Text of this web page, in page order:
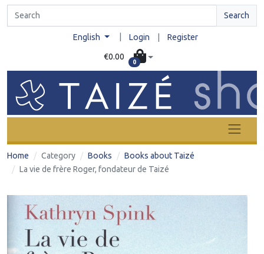
Search
English Login Register
€0.00
0
Home Category Books
Books about Taizé
La vie de frère Roger, fondateur de Taizé